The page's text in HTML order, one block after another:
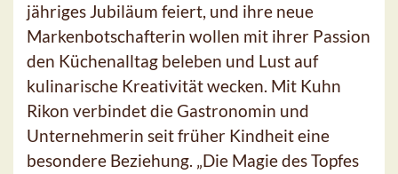
jähriges Jubiläum feiert, und ihre neue
Markenbotschafterin wollen mit ihrer Passion
den Küchenalltag beleben und Lust auf
kulinarische Kreativität wecken. Mit Kuhn
Rikon verbindet die Gastronomin und
Unternehmerin seit früher Kindheit eine
besondere Beziehung. „Die Magie des Topfes